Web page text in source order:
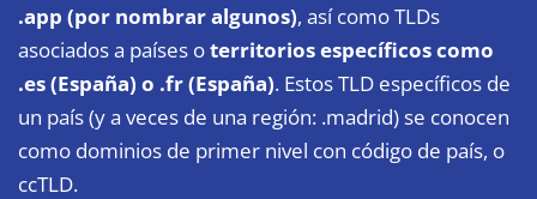
.app (por nombrar algunos), así como TLDs
asociados a países oterritorios específicos como
.es (España) o .fr (España). Estos TLD específicos de
un país (y a veces de una región: .madrid) se conocen
como dominios de primer nivel con código de país, o
ccTLD.